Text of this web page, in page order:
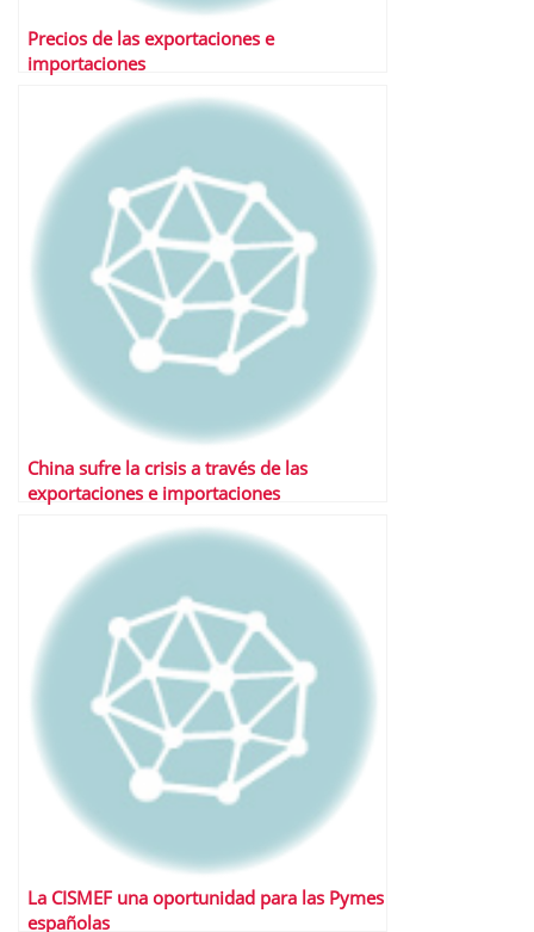
Precios de las exportaciones e
importaciones
China sufre la crisis a través de las
exportaciones e importaciones
La CISMEF una oportunidad para las Pymes
españolas